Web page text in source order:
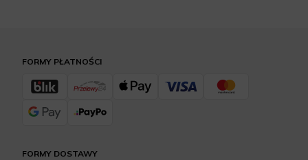
FORMY DOSTAWY
FORMY PŁATNOŚCI